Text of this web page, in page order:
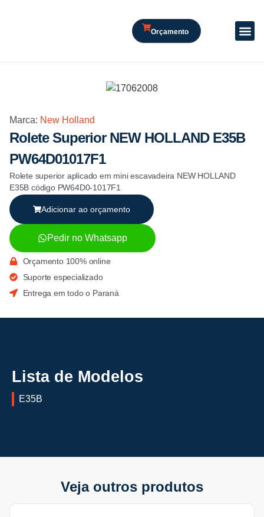
Orçamento
Marca: New Holland
Rolete Superior NEW HOLLAND E35B
PW64D01017F1
Rolete superior aplicado em mini escavadeira NEW HOLLAND
E35B código PW64D0-1017F1
Adicionar ao orçamento
Pedir no Whatsapp
Orçamento 100% online
Suporte especializado
Entrega em todo o Paraná
Lista de Modelos
E35B
Veja outros produtos